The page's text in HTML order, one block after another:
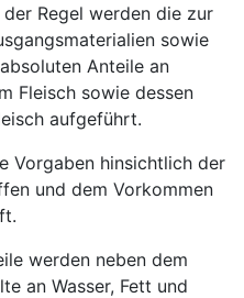
Regel werden die zur
sowie
Anteile an
Fleisch sowie dessen
aufgeführt.
Vorgaben hinsichtlich der
und dem Vorkommen
werden neben dem
an Wasser, Fett und